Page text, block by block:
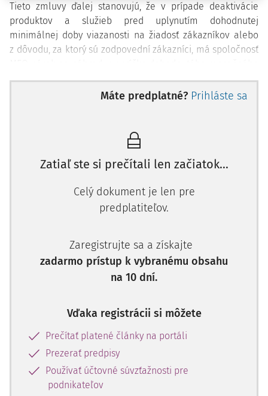
Tieto zmluvy ďalej stanovujú, že v prípade deaktivácie
produktov a služieb pred uplynutím dohodnutej
minimálnej doby viazanosti na žiadosť zákazníkov alebo
z dôvodu, za ktorý sú zodpovední zákazníci, má spoločnosť
paušálu vynásobeného rozdielom medzi dohodnutou
minimálnou dobou viazanosti a počtom mesiacov, počas
Suma, ktorú zákazník dlhuje spoločnosti MEO pri
predčasnom ukončení zmluvy, teda predstavuje paušál za
celú minimálnu dobu viazanosti, a to aj vtedy, ak sa
zákazníkovi nebudú poskytovať služby až do konca tohto
obdobia. Túto sumu je zákazník povinný zaplatiť v prípade
deaktivácie, ku ktorej dôjde pred koncom minimálnej doby
viazanosti, najmä ak si nesplní svoju povinnosť uhradiť
Máte predplatné? Prihláste sa
Zatiaľ ste si prečítali len začiatok...
Celý dokument je len pre
predplatiteľov.
Zaregistrujte sa a získajte
zadarmo prístup k vybranému obsahu
na 10 dní.
Vďaka registrácii si môžete
Prečítať platené články na portáli
Prezerať predpisy
Používať účtovné súvzťažnosti pre
podnikateľov